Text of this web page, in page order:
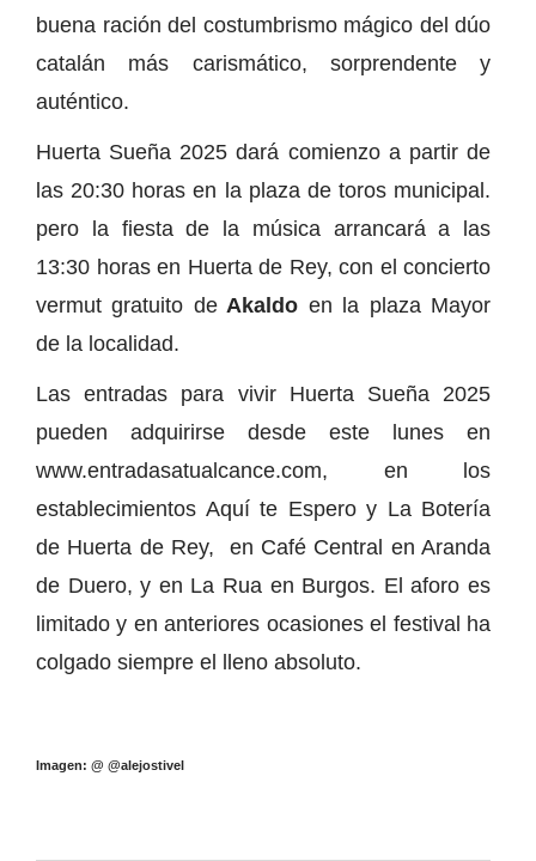
buena ración del costumbrismo mágico del dúo
catalán más carismático, sorprendente y
auténtico.
Huerta Sueña 2025 dará comienzo a partir de
las 20:30 horas en la plaza de toros municipal.
pero la fiesta de la música arrancará a las
13:30 horas en Huerta de Rey, con el concierto
vermut gratuito deAkaldo en la plaza Mayor
de la localidad.
Las entradas para vivir Huerta Sueña 2025
pueden adquirirse desde este lunes en
www.entradasatualcance.com, en los
establecimientos Aquí te Espero y La Botería
de Huerta de Rey, en Café Central en Aranda
de Duero, y en La Rua en Burgos. El aforo es
limitado y en anteriores ocasiones el festival ha
colgado siempre el lleno absoluto.
Imagen: @ @alejostivel